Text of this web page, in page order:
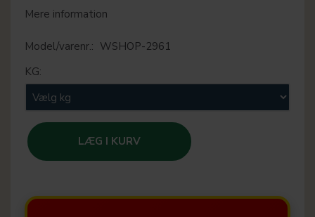
Mere information
Model/varenr.: WSHOP-2961
KG:
LÆG I KURV